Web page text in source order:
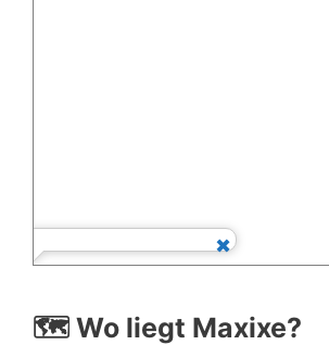
🗺️ Wo liegt Maxixe?